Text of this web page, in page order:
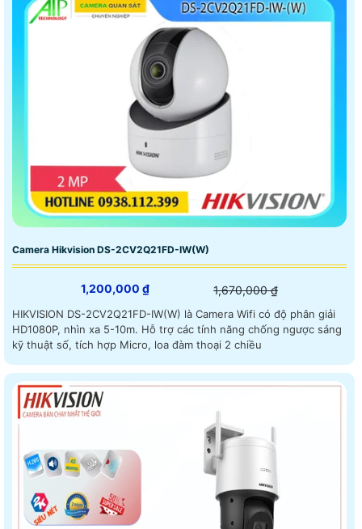
Camera Hikvision DS-2CV2Q21FD-IW(W)
1,200,000 ₫ 1,670,000 ₫
HIKVISION DS-2CV2Q21FD-IW(W) là Camera Wifi có độ phân giải
HD1080P, nhìn xa 5-10m. Hỗ trợ các tính năng chống ngược sáng
kỹ thuật số, tích hợp Micro, loa đàm thoại 2 chiều